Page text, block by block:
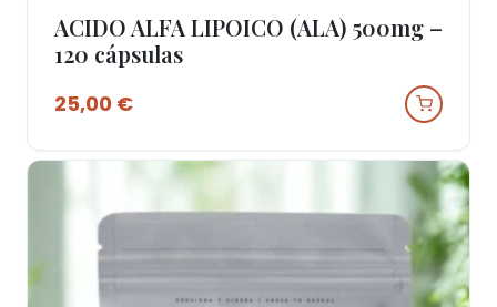
Ver Produto
ACIDO ALFA LIPOICO (ALA) 500mg –
120 cápsulas
25,00 €